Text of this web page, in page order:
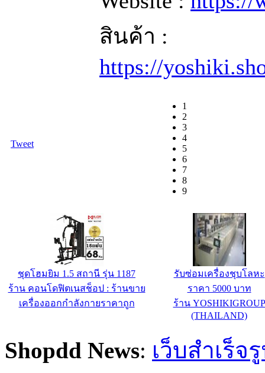
สินค้า :
https://
Tweet
1
2
3
4
5
6
7
8
9
ชุดโฮมยิม 1.5 สถานี รุ่น 1187
ร้าน คอนโดฟิตเนสช็อป : ร้านขาย
เครื่องออกกำลังกายราคาถูก
รับซ่อมเครื่องชุบโลหะ
ราคา 5000 บาท
ร้าน YOSHIKIGROUP
(THAILAND)
Shopdd News: เว็บสำเร็จ